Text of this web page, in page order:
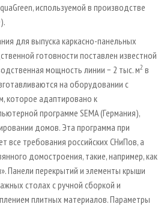
используемой в производстве
для выпуска каркасно-панельных
готовности поставлен известной
мощность линии − 2 тыс. м2 в
на оборудовании с
которое адаптировано к
программе SEMA (Германия),
домов. Эта программа при
все требования российских СНиПов, а
домостроения, такие, например, как
Панели перекрытий и элементы крыши
столах с ручной сборкой и
плитных материалов. Параметры